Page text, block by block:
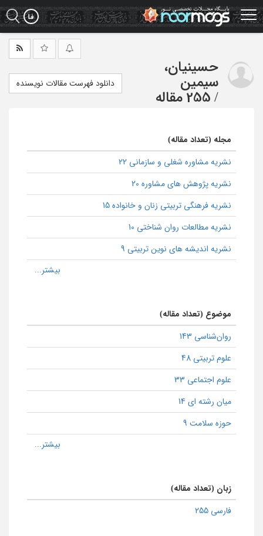
Skip
to
main
حسینیان،
سیمین
/ 255 مقاله
دانلود فهرست مقالات نویسنده
مجله (تعداد مقاله)
نشریه مشاوره شغلی و سازمانی 22
نشریه پژوهش های مشاوره 20
نشریه فرهنگی تربیتی زنان و خانواده 15
نشریه مطالعات روان شناختی 10
نشریه اندیشه های نوین تربیتی 9
موضوع (تعداد مقاله)
روان‌شناسی 143
علوم تربیتی 48
علوم اجتماعی 33
میان رشته ای 14
حوزه سلامت 9
زبان (تعداد مقاله)
فارسی 255